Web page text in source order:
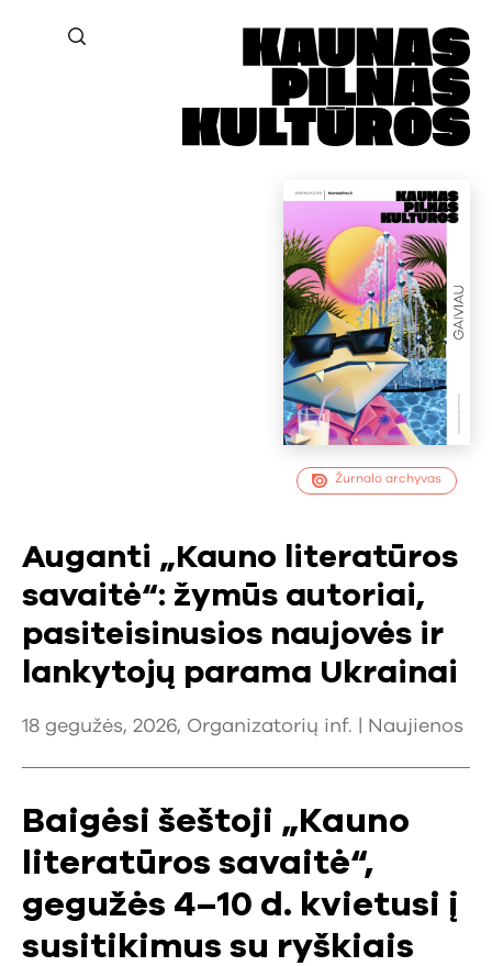
Žurnalo archyvas
Auganti „Kauno literatūros
savaitė“: žymūs autoriai,
pasiteisinusios naujovės ir
lankytojų parama Ukrainai
18 gegužės, 2026, Organizatorių inf. | Naujienos
Baigėsi šeštoji „Kauno
literatūros savaitė“,
gegužės 4–10 d. kvietusi į
susitikimus su ryškiais